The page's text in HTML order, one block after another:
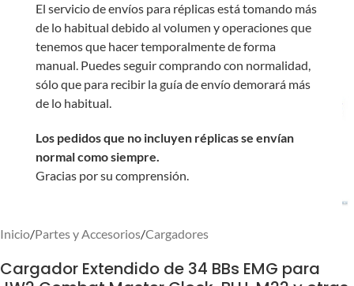
El servicio de envíos para réplicas está tomando más
de lo habitual debido al volumen y operaciones que
tenemos que hacer temporalmente de forma
manual. Puedes seguir comprando con normalidad,
sólo que para recibir la guía de envío demorará más
de lo habitual.
Los pedidos que no incluyen réplicas se envían
normal como siempre.
Gracias por su comprensión.
Inicio/Partes y Accesorios/Cargadores
Cargador Extendido de 34 BBs EMG para